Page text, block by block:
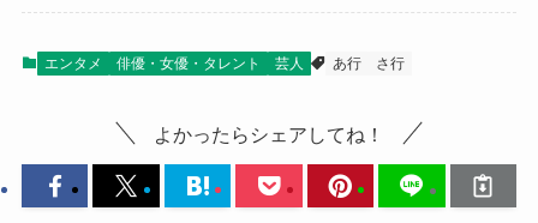
エンタメ 俳優・女優・タレント 芸人 あ行 さ行
よかったらシェアしてね！